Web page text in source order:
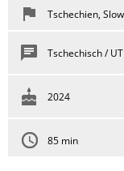
Tschechien,
Tschechisch /
2024
85 min